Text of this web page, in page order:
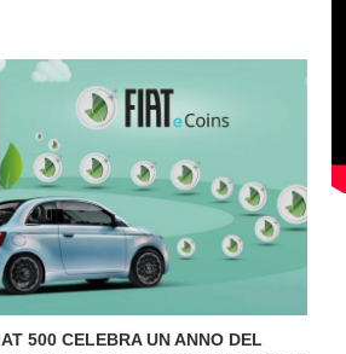
500 CELEBRA UN ANNO DEL